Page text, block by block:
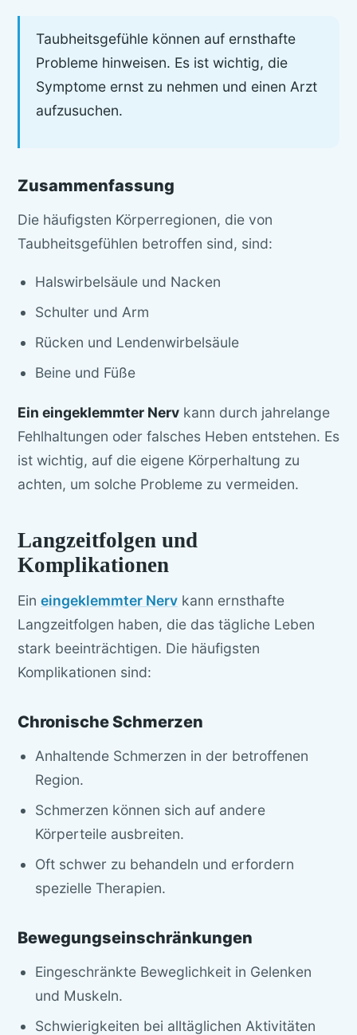
Taubheitsgefühle können auf ernsthafte
Probleme hinweisen. Es ist wichtig, die
Symptome ernst zu nehmen und einen Arzt
aufzusuchen.
Zusammenfassung
Die häufigsten Körperregionen, die von
Taubheitsgefühlen betroffen sind, sind:
Halswirbelsäule und Nacken
Schulter und Arm
Rücken und Lendenwirbelsäule
Beine und Füße
Ein eingeklemmter Nerv kann durch jahrelange
Fehlhaltungen oder falsches Heben entstehen. Es
ist wichtig, auf die eigene Körperhaltung zu
achten, um solche Probleme zu vermeiden.
Langzeitfolgen und
Komplikationen
Ein eingeklemmter Nerv kann ernsthafte
Langzeitfolgen haben, die das tägliche Leben
stark beeinträchtigen. Die häufigsten
Komplikationen sind:
Chronische Schmerzen
Anhaltende Schmerzen in der betroffenen
Region.
Schmerzen können sich auf andere
Körperteile ausbreiten.
Oft schwer zu behandeln und erfordern
spezielle Therapien.
Bewegungseinschränkungen
Eingeschränkte Beweglichkeit in Gelenken
und Muskeln.
Schwierigkeiten bei alltäglichen Aktivitäten